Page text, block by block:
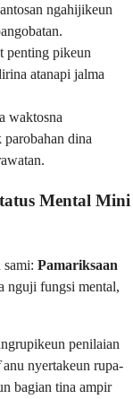
ngahijikeun
penting pikeun
atanapi jalma
waktosna
dina
Mental Mini
sami: Pamariksaan
nguji fungsi mental,
penilaian
anu nyertakeun rupa-
bagian tina ampir